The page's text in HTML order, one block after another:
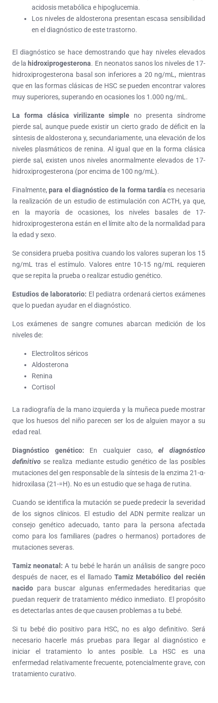
acidosis metabólica e hipoglucemia.
Los niveles de aldosterona presentan escasa sensibilidad
en el diagnóstico de este trastorno.
El diagnóstico se hace demostrando que hay niveles elevados
de la hidroxiprogesterona. En neonatos sanos los niveles de 17-
hidroxiprogesterona basal son inferiores a 20 ng/mL, mientras
que en las formas clásicas de HSC se pueden encontrar valores
muy superiores, superando en ocasiones los 1.000 ng/mL.
La forma clásica virilizante simple no presenta síndrome
pierde sal, aunque puede existir un cierto grado de déficit en la
síntesis de aldosterona y, secundariamente, una elevación de los
niveles plasmáticos de renina. Al igual que en la forma clásica
pierde sal, existen unos niveles anormalmente elevados de 17-
hidroxiprogesterona (por encima de 100 ng/mL).
Finalmente, para el diagnóstico de la forma tardía es necesaria
la realización de un estudio de estimulación con ACTH, ya que,
en la mayoría de ocasiones, los niveles basales de 17-
hidroxiprogesterona están en el límite alto de la normalidad para
la edad y sexo.
Se considera prueba positiva cuando los valores superan los 15
ng/mL tras el estímulo. Valores entre 10-15 ng/mL requieren
que se repita la prueba o realizar estudio genético.
Estudios de laboratorio: El pediatra ordenará ciertos exámenes
que lo puedan ayudar en el diagnóstico.
Los exámenes de sangre comunes abarcan medición de los
niveles de:
Electrolitos séricos
Aldosterona
Renina
Cortisol
La radiografía de la mano izquierda y la muñeca puede mostrar
que los huesos del niño parecen ser los de alguien mayor a su
edad real.
Diagnóstico genético: En cualquier caso,el diagnóstico
definitivo se realiza mediante estudio genético de las posibles
mutaciones del gen responsable de la síntesis de la enzima 21-α-
hidroxilasa (21-=H). No es un estudio que se haga de rutina.
Cuando se identifica la mutación se puede predecir la severidad
de los signos clínicos. El estudio del ADN permite realizar un
consejo genético adecuado, tanto para la persona afectada
como para los familiares (padres o hermanos) portadores de
mutaciones severas.
Tamiz neonatal: A tu bebé le harán un análisis de sangre poco
después de nacer, es el llamado Tamiz Metabólico del recién
nacido para buscar algunas enfermedades hereditarias que
puedan requerir de tratamiento médico inmediato. El propósito
es detectarlas antes de que causen problemas a tu bebé.
Si tu bebé dio positivo para HSC, no es algo definitivo. Será
necesario hacerle más pruebas para llegar al diagnóstico e
iniciar el tratamiento lo antes posible. La HSC es una
enfermedad relativamente frecuente, potencialmente grave, con
tratamiento curativo.